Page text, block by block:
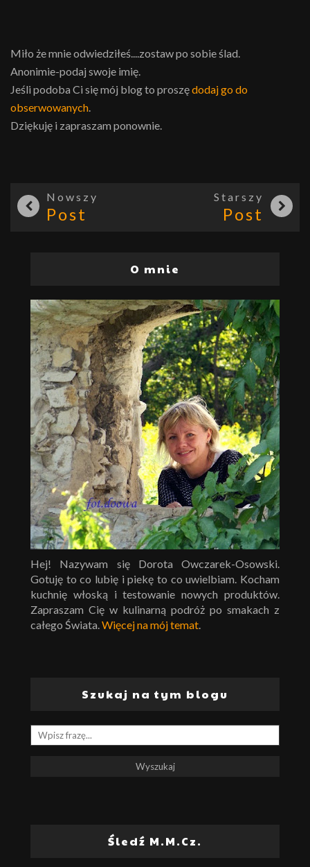
Miło że mnie odwiedziłeś....zostaw po sobie ślad.
Anonimie-podaj swoje imię.
Jeśli podoba Ci się mój blog to proszędodaj go do
obserwowanych.
Dziękuję i zapraszam ponownie.
Nowszy
Post
Starszy
Post
O mnie
Hej! Nazywam się Dorota Owczarek-Osowski.
Gotuję to co lubię i piekę to co uwielbiam. Kocham
kuchnię włoską i testowanie nowych produktów.
Zapraszam Cię w kulinarną podróż po smakach z
całego Świata.Więcej na mój temat.
Szukaj na tym blogu
Śledź M.M.Cz.